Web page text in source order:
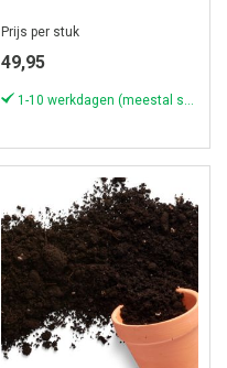
Prijs per stuk
49,95
1-10 werkdagen (meestal sneller)